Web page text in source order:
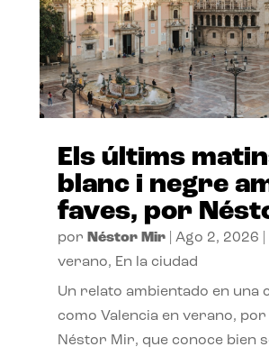
Els últims
blanc i negre
faves, por
por Néstor Mir| Ago 2, 2026
verano, En la ciudad
Un relato ambientado en una
como Valencia en verano,
Néstor Mir, que conoce bien